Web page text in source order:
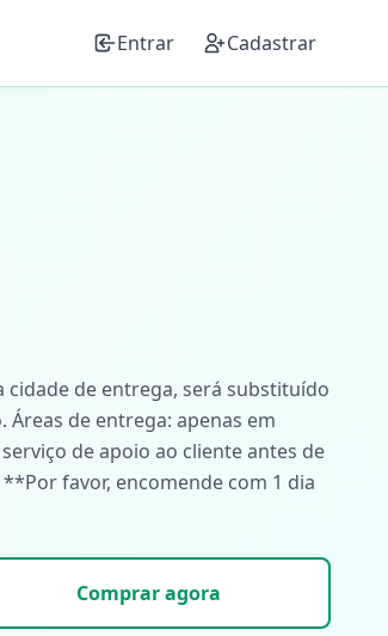
Entrar Cadastrar
cidade de entrega, será substituído
de entrega: apenas em
de apoio ao cliente antes de
favor, encomende com 1 dia
Comprar agora